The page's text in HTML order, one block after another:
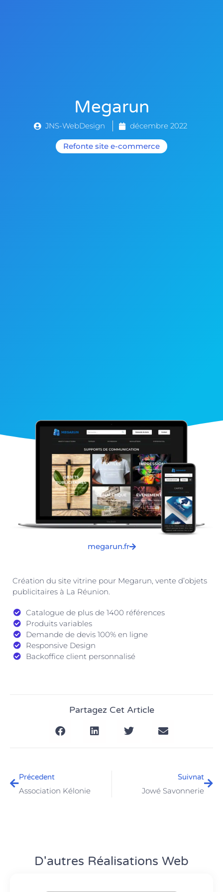
Megarun
JNS-WebDesign décembre 2022
Refonte site e-commerce
megarun.fr
Création du site vitrine pour Megarun, vente d’objets
publicitaires à La Réunion.
Catalogue de plus de 1400 références
Produits variables
Demande de devis 100% en ligne
Responsive Design
Backoffice client personnalisé
Partagez Cet Article
Précedent
Association Kélonie
Suivnat
Jowé Savonnerie
D'autres Réalisations Web